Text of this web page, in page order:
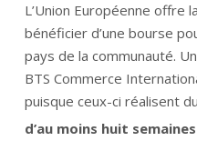
L’Union Européenne offre
bénéficier d’une bourse
pays de la communauté.
BTS Commerce
puisque ceux-ci réalisent
d’au moins huit